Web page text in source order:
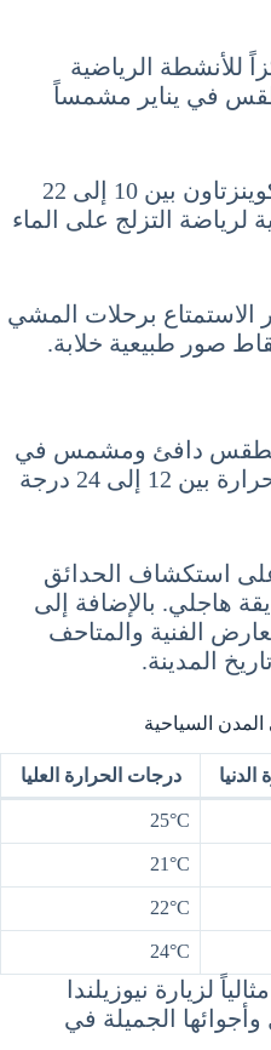
للأنشطة الرياضية
في يناير مشمساً
تتراوح درجات الحرارة في كوينزتاون بين 10 إلى 22
لرياضة التزلج على الماء
الاستمتاع برحلات المشي
صور طبيعية خلابة.
بطقس دافئ ومشمس في
يناير، حيث تتراوح درجات الحرارة بين 12 إلى 24 درجة
استكشاف الحدائق
هاجلي. بالإضافة إلى
الفنية والمتاحف
المدينة.
السياحية
درجات الحرارة العليا
25°C
21°C
22°C
24°C
لزيارة نيوزيلندا
الجميلة في